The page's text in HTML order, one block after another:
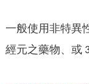
一般使用非特異
經元之藥物、或